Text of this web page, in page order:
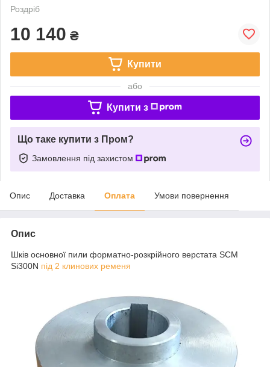
Роздріб
10 140 ₴
Купити
або
Купити з
Що таке купити з Пром?
Замовлення під захистом
Опис Доставка Оплата Умови повернення
Опис
Шків основної пили форматно-розкрійного верстата SCM
Si300N під 2 клинових ременя